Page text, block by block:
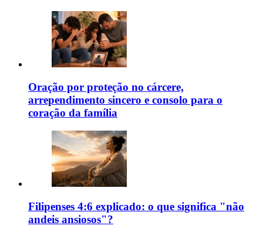
Oração por proteção no cárcere,
arrependimento sincero e consolo para o
coração da família
Filipenses 4:6 explicado: o que significa "não
andeis ansiosos"?